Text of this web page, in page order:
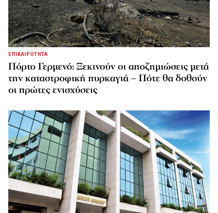
ΕΠΙΚΑΙΡΟΤΗΤΑ
Πόρτο Γερμενό: Ξεκινούν οι αποζημιώσεις μετά
την καταστροφική πυρκαγιά – Πότε θα δοθούν
οι πρώτες ενισχύσεις